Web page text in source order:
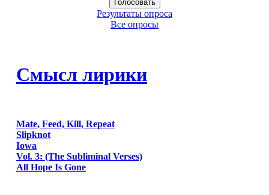
Результаты опроса
Все опросы
Смысл лирики
Mate, Feed, Kill, Repeat
Slipknot
Iowa
Vol. 3: (The Subliminal Verses)
All Hope Is Gone